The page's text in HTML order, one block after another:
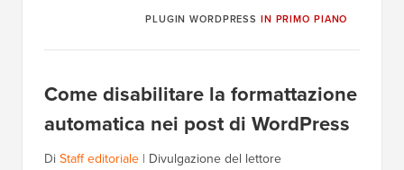
PLUGIN WORDPRESS IN PRIMO PIANO
Come disabilitare la formattazione
automatica nei post di WordPress
DiStaff editoriale | Divulgazione del lettore